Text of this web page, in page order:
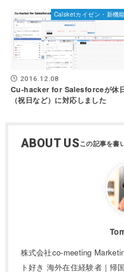
Calsketカイゼン・新機能
2016.12.08
Cu-hacker for Salesforceが休
（祝日など）に対応しました
ABOUT US
株式会社co-meeting
ト好き 海外在住経験者｜帰